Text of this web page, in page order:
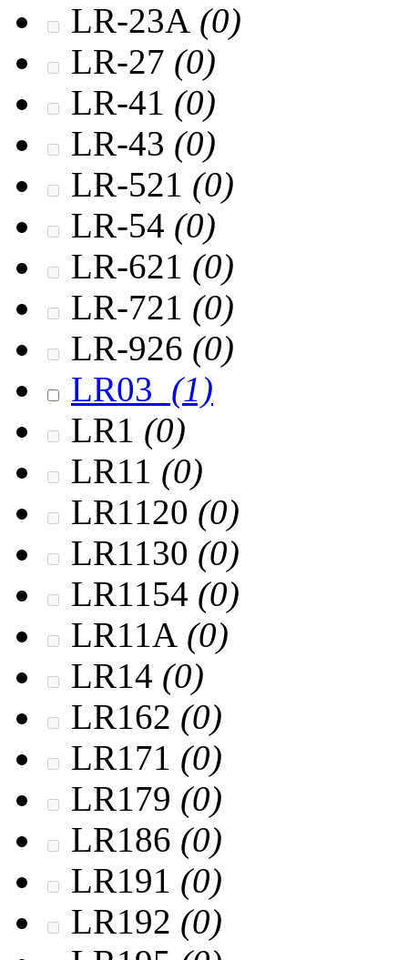
LR-23A (0)
LR-27 (0)
LR-41 (0)
LR-43 (0)
LR-521 (0)
LR-54 (0)
LR-621 (0)
LR-721 (0)
LR-926 (0)
LR03 (1)
LR1 (0)
LR11 (0)
LR1120 (0)
LR1130 (0)
LR1154 (0)
LR11A (0)
LR14 (0)
LR162 (0)
LR171 (0)
LR179 (0)
LR186 (0)
LR191 (0)
LR192 (0)